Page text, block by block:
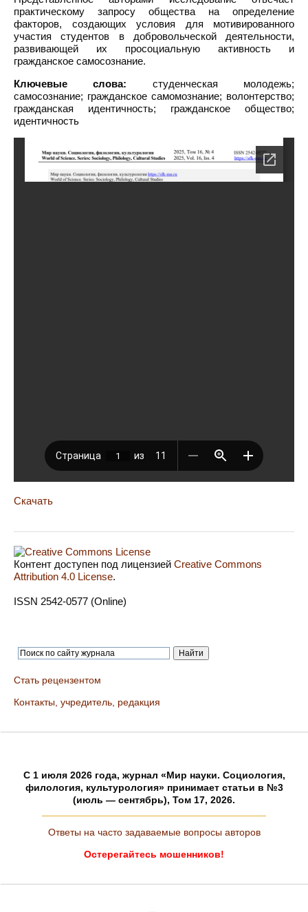
практическому запросу общества на определение
факторов, создающих условия для мотивированного
участия студентов в добровольческой деятельности,
развивающей их просоциальную активность и
гражданское самосознание.
Ключевые слова: студенческая молодежь;
самосознание; гражданское самомознание; волонтерство;
гражданская идентичность; гражданское общество;
идентичность
Скачать
Контент доступен под лицензией Creative Commons
Attribution 4.0 License.
ISSN 2542-0577 (Online)
Стать рецензентом
Контакты, учредитель, редакция
C 1 июля 2026 года, журнал «Мир науки. Социология,
филология, культурология» принимает статьи в №3
(июль — сентябрь), Том 17, 2026.
Ответы на часто задаваемые вопросы авторов
Остерегайтесь мошенников!